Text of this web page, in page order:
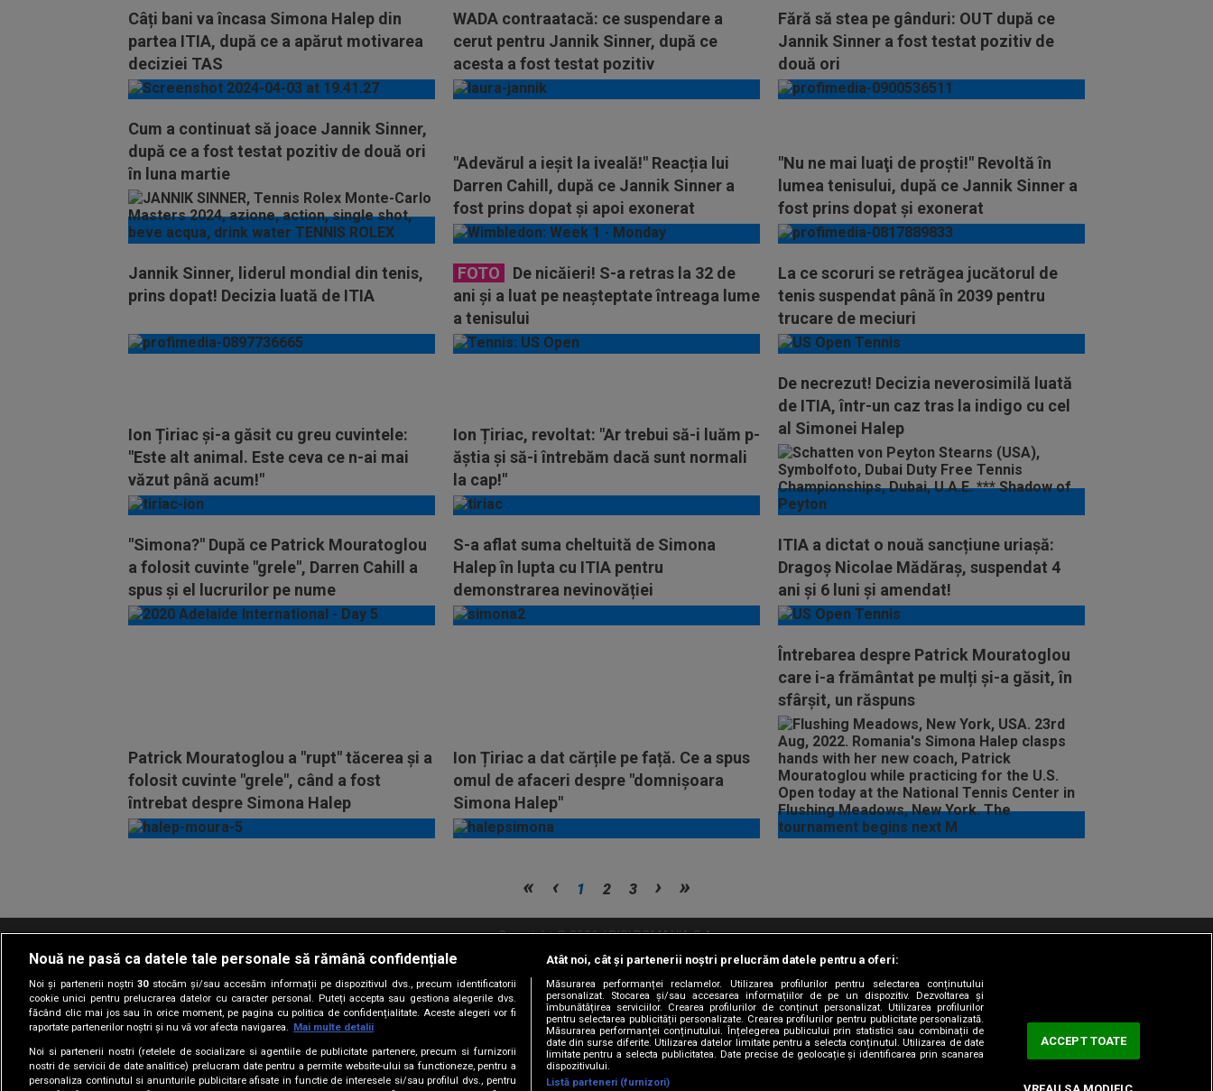
Câți bani va încasa Simona Halep din
partea ITIA, după ce a apărut motivarea
deciziei TAS
WADA contraatacă: ce suspendare a
cerut pentru Jannik Sinner, după ce
acesta a fost testat pozitiv
Fără să stea pe gânduri: OUT după ce
Jannik Sinner a fost testat pozitiv de
două ori
Cum a continuat să joace Jannik Sinner,
după ce a fost testat pozitiv de două ori
în luna martie
"Adevărul a ieșit la iveală!" Reacția lui
Darren Cahill, după ce Jannik Sinner a
fost prins dopat și apoi exonerat
"Nu ne mai luaţi de proşti!" Revoltă în
lumea tenisului, după ce Jannik Sinner a
fost prins dopat și exonerat
Jannik Sinner, liderul mondial din tenis,
prins dopat! Decizia luată de ITIA
FOTO
De nicăieri! S-a retras la 32 de
ani și a luat pe neașteptate întreaga lume
a tenisului
La ce scoruri se retrăgea jucătorul de
tenis suspendat până în 2039 pentru
trucare de meciuri
Ion Țiriac și-a găsit cu greu cuvintele:
"Este alt animal. Este ceva ce n-ai mai
văzut până acum!"
Ion Țiriac, revoltat: "Ar trebui să-i luăm p-
ăștia și să-i întrebăm dacă sunt normali
la cap!"
De necrezut! Decizia neverosimilă luată
de ITIA, într-un caz tras la indigo cu cel
al Simonei Halep
"Simona?" După ce Patrick Mouratoglou
a folosit cuvinte "grele", Darren Cahill a
spus și el lucrurilor pe nume
S-a aflat suma cheltuită de Simona
Halep în lupta cu ITIA pentru
demonstrarea nevinovăției
ITIA a dictat o nouă sancțiune uriașă:
Dragoş Nicolae Mădăraş, suspendat 4
ani și 6 luni și amendat!
Patrick Mouratoglou a "rupt" tăcerea și a
folosit cuvinte "grele", când a fost
întrebat despre Simona Halep
Ion Țiriac a dat cărțile pe față. Ce a spus
omul de afaceri despre "domnișoara
Simona Halep"
Întrebarea despre Patrick Mouratoglou
care i-a frământat pe mulți și-a găsit, în
sfârșit, un răspuns
mai
mult
1 2 3
Copyright © 2026 / DIGI ROMANIA S.A.
Termeni si conditii Politica de confidentialitate Abonare Digi TV Frecvente Digi Sport Retransmisie Digi Sport Contact/Info Codul etic
Versiune mobil
Nouă ne pasă ca datele tale personale să rămână confidențiale
Noi și partenerii noștri30stocăm și/sau accesăm informații pe dispozitivul dvs., precum identificatorii
cookie unici pentru prelucrarea datelor cu caracter personal. Puteți accepta sau gestiona alegerile dvs.
făcând clic mai jos sau în orice moment, pe pagina cu politica de confidențialitate. Aceste alegeri vor fi
raportate partenerilor noștri și nu vă vor afecta navigarea. Mai multe detalii
Noi si partenerii nostri (retelele de socializare si agentiile de publicitate partenere, precum si furnizorii
nostri de servicii de date analitice) prelucram date pentru a permite website-ului sa functioneze, pentru a
personaliza continutul si anunturile publicitare afisate in functie de interesele si/sau profilul dvs., pentru
Atât noi, cât și partenerii noștri prelucrăm datele pentru a oferi:
Măsurarea performanței reclamelor. Utilizarea profilurilor pentru selectarea conținutului
personalizat. Stocarea și/sau accesarea informațiilor de pe un dispozitiv. Dezvoltarea și
îmbunătățirea serviciilor. Crearea profilurilor de conținut personalizat. Utilizarea profilurilor
pentru selectarea publicității personalizate. Crearea profilurilor pentru publicitate personalizată.
Măsurarea performanței conținutului. Înțelegerea publicului prin statistici sau combinații de
date din surse diferite. Utilizarea datelor limitate pentru a selecta conținutul. Utilizarea de date
limitate pentru a selecta publicitatea. Date precise de geolocație și identificarea prin scanarea
dispozitivului.
Listă parteneri (furnizori)
ACCEPT TOATE